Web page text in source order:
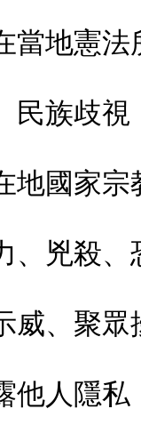
地憲
民族歧
國家
兇殺
、聚
人隱私